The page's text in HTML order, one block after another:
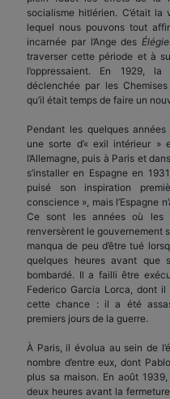
socialisme hitlérien. C’était la
lequel nous pouvons tout
incarnée par l’Ange des
traverser cette période et à
l’oppressaient. En 1929,
déclenchée par les
qu’il était temps de faire un
Pendant les quelques
une sorte d’« exil intérieur »
l’Allemagne, puis à Paris et
s’installer en Espagne en
puisé son inspiration
conscience », mais l’Espagne
Ce sont les années où les
renversèrent le gouvernement
manqua de peu d’être tué
quelques heures avant que
bombardé. Il a failli être
Federico Garcia Lorca, dont
cette chance : il a été
premiers jours de la guerre.
À Paris, il évolua au sein de
nombre d’entre eux, dont
plus sa maison. En août
deux heures avant la